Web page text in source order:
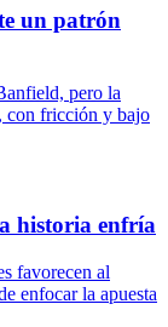
un patrón
pero la
con fricción y bajo
historia enfría
favorecen al
enfocar la apuesta